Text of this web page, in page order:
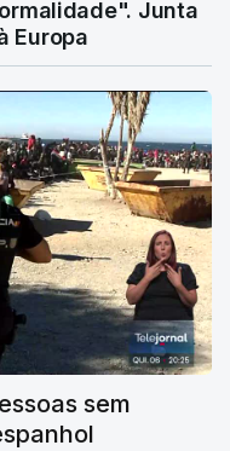
Junta
Europa
sem